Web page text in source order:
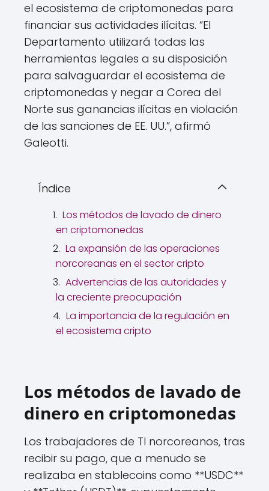
el ecosistema de criptomonedas para
financiar sus actividades ilícitas. “El
Departamento utilizará todas las
herramientas legales a su disposición
para salvaguardar el ecosistema de
criptomonedas y negar a Corea del
Norte sus ganancias ilícitas en violación
de las sanciones de EE. UU.”, afirmó
Galeotti.
Índice
Los métodos de lavado de dinero
en criptomonedas
La expansión de las operaciones
norcoreanas en el sector cripto
Advertencias de las autoridades y
la creciente preocupación
La importancia de la regulación en
el ecosistema cripto
Los métodos de lavado de
dinero en criptomonedas
Los trabajadores de TI norcoreanos, tras
recibir su pago, que a menudo se
realizaba en stablecoins como **USDC**